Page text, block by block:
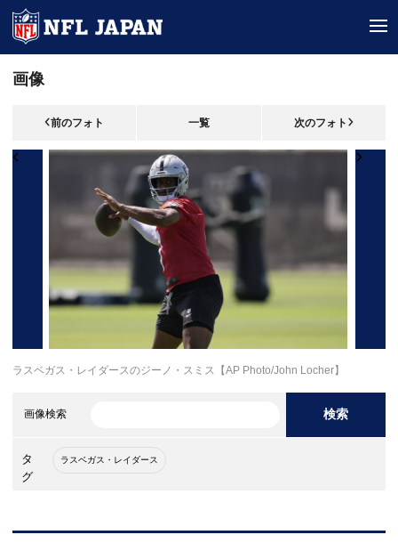
画像
前のフォト 一覧 次のフォト
ラスベガス・レイダースのジーノ・スミス【AP Photo/John Locher】
画像検索 検索
タ
グ
ラスベガス・レイダース